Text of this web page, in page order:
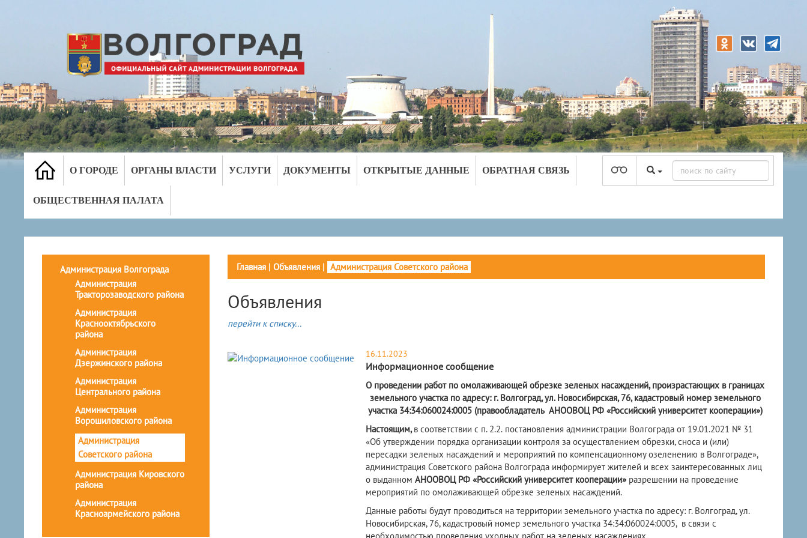
О ГОРОДЕ ОРГАНЫ ВЛАСТИ УСЛУГИ ДОКУМЕНТЫ ОТКРЫТЫЕ ДАННЫЕ ОБРАТНАЯ СВЯЗЬ
ОБЩЕСТВЕННАЯ ПАЛАТА
Администрация Волгограда
Администрация
Тракторозаводского района
Администрация
Краснооктябрьского
района
Администрация
Дзержинского района
Администрация
Центрального района
Администрация
Ворошиловского района
Администрация
Советского района
Администрация Кировского
района
Администрация
Красноармейского района
Главная| Объявления| Администрация Советского района
Объявления
перейти к списку...
16.11.2023
Информационное сообщение
О проведении работ по омолаживающей обрезке зеленых насаждений, произрастающих в границах
земельного участка по адресу: г. Волгоград,ул. Новосибирская, 76, кадастровый номер земельного
участка 34:34:060024:0005 (правообладатель АНООВОЦ РФ «Российский университет кооперации»)
Настоящим,в соответствии с п. 2.2. постановления администрации Волгограда от 19.01.2021 № 31
«Об утверждении порядка организации контроля за осуществлением обрезки, сноса и (или)
пересадки зеленых насаждений и мероприятий по компенсационному озеленению в Волгограде»,
администрация Советского района Волгограда информирует жителей и всех заинтересованных лиц
о выданном АНООВОЦ РФ «Российский университет кооперации» разрешении на проведение
мероприятий по омолаживающей обрезке зеленых насаждений.
Данные работы будут проводиться на территории земельного участка по адресу: г. Волгоград, ул.
Новосибирская, 76, кадастровый номер земельного участка 34:34:060024:0005, в связи с